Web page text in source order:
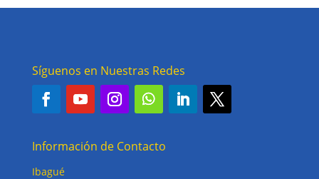
Síguenos en Nuestras Redes
Información de Contacto
Ibagué